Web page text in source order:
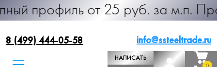
от 25 руб. за м.п.
8 (499) 444-05-58 info@ssteeltrade.ru
НАПИСАТЬ
0
0